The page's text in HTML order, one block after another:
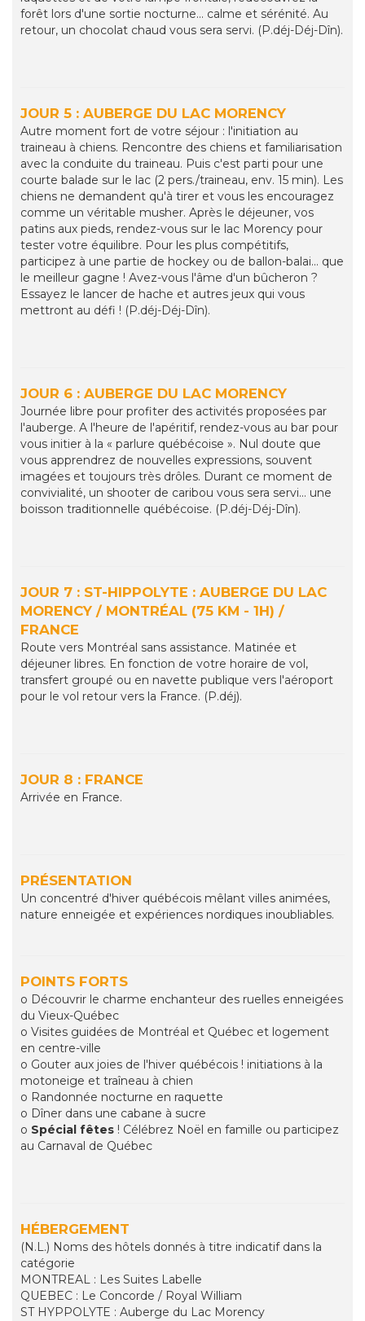
forêt lors d'une sortie nocturne... calme et sérénité. Au
retour, un chocolat chaud vous sera servi. (P.déj-Déj-Dîn).
JOUR 5 : AUBERGE DU LAC MORENCY
Autre moment fort de votre séjour : l'initiation au
traineau à chiens. Rencontre des chiens et familiarisation
avec la conduite du traineau. Puis c'est parti pour une
courte balade sur le lac (2 pers./traineau, env. 15 min). Les
chiens ne demandent qu'à tirer et vous les encouragez
comme un véritable musher. Après le déjeuner, vos
patins aux pieds, rendez-vous sur le lac Morency pour
tester votre équilibre. Pour les plus compétitifs,
participez à une partie de hockey ou de ballon-balai... que
le meilleur gagne ! Avez-vous l'âme d'un bûcheron ?
Essayez le lancer de hache et autres jeux qui vous
mettront au défi ! (P.déj-Déj-Dîn).
JOUR 6 : AUBERGE DU LAC MORENCY
Journée libre pour profiter des activités proposées par
l'auberge. A l'heure de l'apéritif, rendez-vous au bar pour
vous initier à la « parlure québécoise ». Nul doute que
vous apprendrez de nouvelles expressions, souvent
imagées et toujours très drôles. Durant ce moment de
convivialité, un shooter de caribou vous sera servi... une
boisson traditionnelle québécoise. (P.déj-Déj-Dîn).
JOUR 7 : ST-HIPPOLYTE : AUBERGE DU LAC
MORENCY / MONTRÉAL (75 KM - 1H) /
FRANCE
Route vers Montréal sans assistance. Matinée et
déjeuner libres. En fonction de votre horaire de vol,
transfert groupé ou en navette publique vers l'aéroport
pour le vol retour vers la France. (P.déj).
JOUR 8 : FRANCE
Arrivée en France.
PRÉSENTATION
Un concentré d'hiver québécois mêlant villes animées,
nature enneigée et expériences nordiques inoubliables.
POINTS FORTS
o Découvrir le charme enchanteur des ruelles enneigées
du Vieux-Québec
o Visites guidées de Montréal et Québec et logement
en centre-ville
o Gouter aux joies de l'hiver québécois ! initiations à la
motoneige et traîneau à chien
o Randonnée nocturne en raquette
o Dîner dans une cabane à sucre
o Spécial fêtes ! Célébrez Noël en famille ou participez
au Carnaval de Québec
HÉBERGEMENT
(N.L.) Noms des hôtels donnés à titre indicatif dans la
catégorie
MONTREAL : Les Suites Labelle
QUEBEC : Le Concorde / Royal William
ST HYPPOLYTE : Auberge du Lac Morency